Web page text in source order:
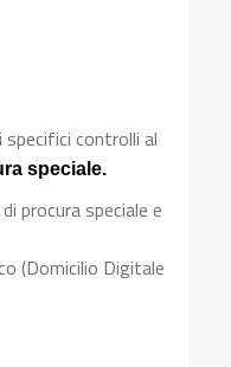
controlli al
speciale.
procura speciale e
(Domicilio Digitale